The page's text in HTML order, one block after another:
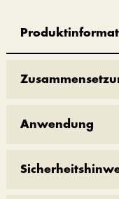
Anwendung